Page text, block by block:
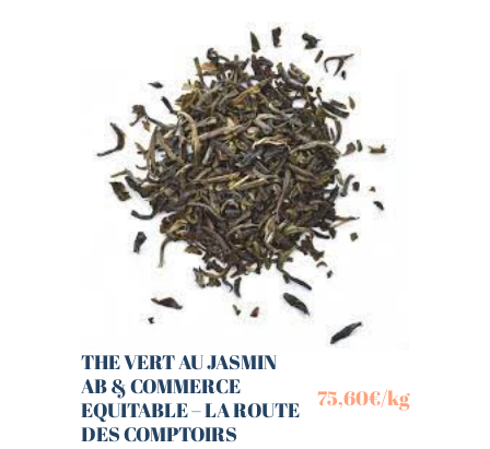
THE VERT AU JASMIN
AB & COMMERCE
EQUITABLE – LA ROUTE
DES COMPTOIRS
75,60€/kg